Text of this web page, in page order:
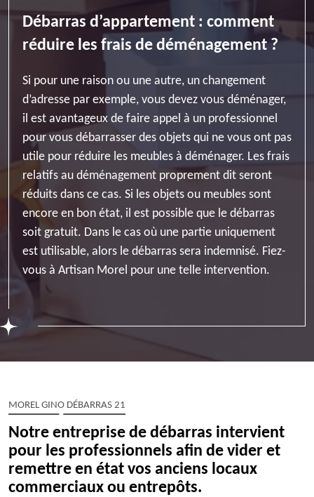
Débarras d’appartement : comment
réduire les frais de déménagement ?
Si pour une raison ou une autre, un changement
d’adresse par exemple, vous devez vous déménager,
il est avantageux de faire appel à un professionnel
pour vous débarrasser des objets qui ne vous ont pas
utile pour réduire les meubles à déménager. Les frais
relatifs au déménagement proprement dit seront
réduits dans ce cas. Si les objets ou meubles sont
encore en bon état, il est possible que le débarras
soit gratuit. Dans le cas où une partie uniquement
est utilisable, alors le débarras sera indemnisé. Fiez-
vous à Artisan Morel pour une telle intervention.
MOREL GINO DÉBARRAS 21
Notre entreprise de débarras intervient
pour les professionnels afin de vider et
remettre en état vos anciens locaux
commerciaux ou entrepôts.